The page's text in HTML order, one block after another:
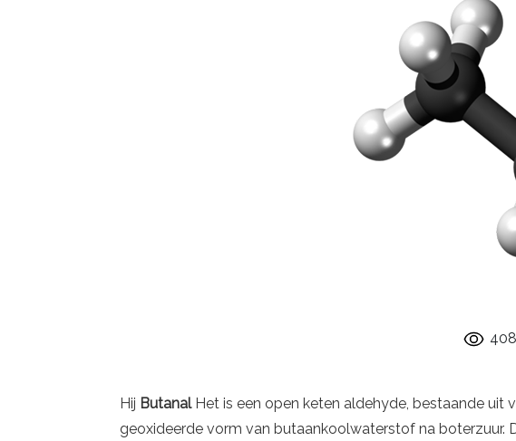
Hij ButanalHet is een open keten aldehyde, bestaande uit
geoxideerde vorm van butaankoolwaterstof na boterzuur.